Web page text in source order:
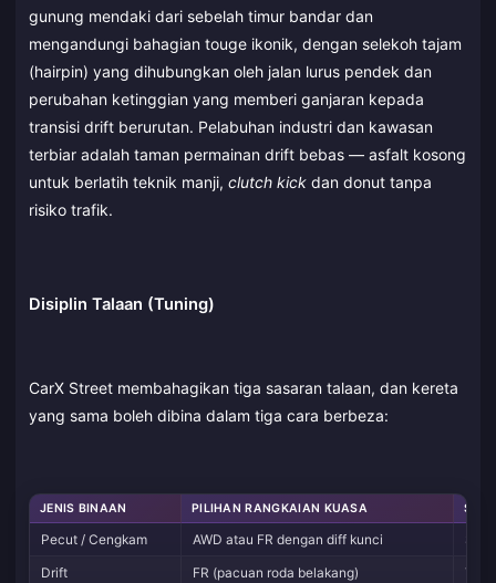
gunung mendaki dari sebelah timur bandar dan
mengandungi bahagian touge ikonik, dengan selekoh tajam
(hairpin) yang dihubungkan oleh jalan lurus pendek dan
perubahan ketinggian yang memberi ganjaran kepada
transisi drift berurutan. Pelabuhan industri dan kawasan
terbiar adalah taman permainan drift bebas — asfalt kosong
untuk berlatih teknik manji, clutch kick dan donut tanpa
risiko trafik.
Disiplin Talaan (Tuning)
CarX Street membahagikan tiga sasaran talaan, dan kereta
yang sama boleh dibina dalam tiga cara berbeza:
JENIS BINAAN PILIHAN RANGKAIAN KUASA
Pecut / Cengkam AWD atau FR dengan diff kunci
Drift
FR (pacuan roda belakang)